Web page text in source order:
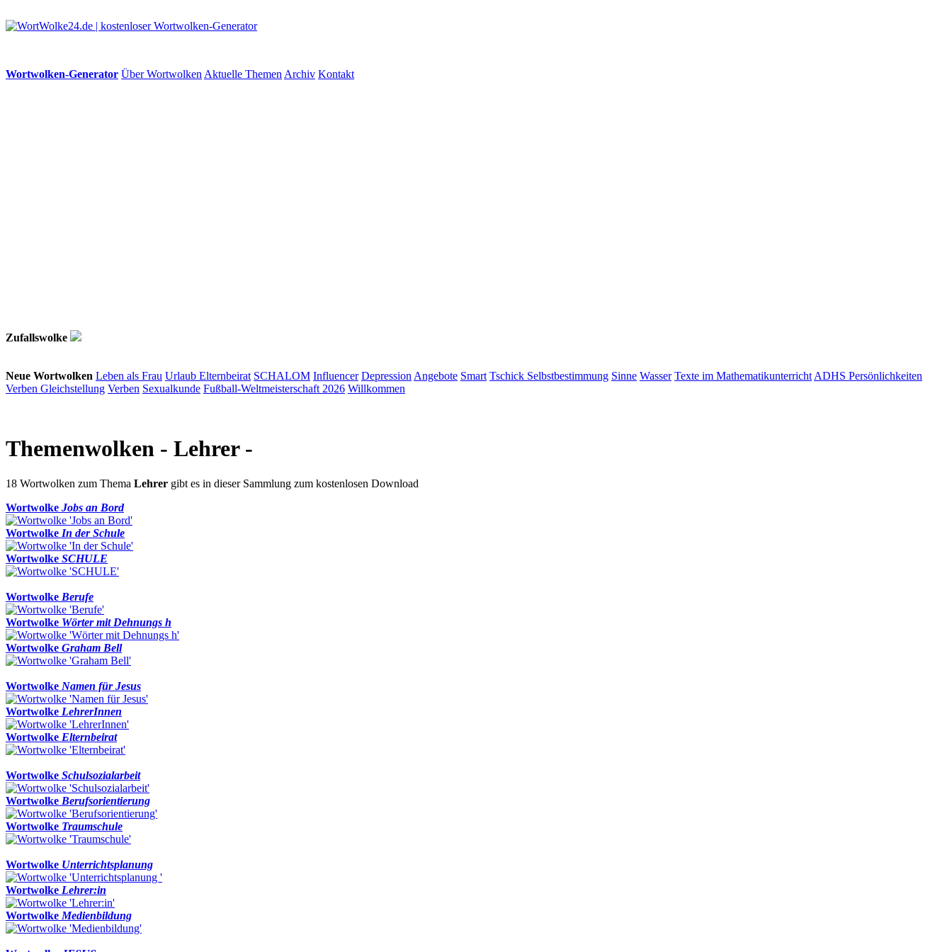
Wortwolken-Generator Über Wortwolken Aktuelle Themen Archiv Kontakt
Zufallswolke
Neue Wortwolken Leben als Frau Urlaub Elternbeirat SCHALOM Influencer Depression Angebote Smart Tschick Selbstbestimmung Sinne Wasser Texte im Mathematikunterricht ADHS Persönlichkeiten
Verben Gleichstellung Verben Sexualkunde Fußball-Weltmeisterschaft 2026 Willkommen
Themenwolken - Lehrer -
18 Wortwolken zum Thema Lehrer gibt es in dieser Sammlung zum kostenlosen Download
Wortwolke Jobs an Bord
Wortwolke In der Schule
Wortwolke SCHULE
Wortwolke Berufe
Wortwolke Wörter mit Dehnungs h
Wortwolke Graham Bell
Wortwolke Namen für Jesus
Wortwolke LehrerInnen
Wortwolke Elternbeirat
Wortwolke Schulsozialarbeit
Wortwolke Berufsorientierung
Wortwolke Traumschule
Wortwolke Unterrichtsplanung
Wortwolke Lehrer:in
Wortwolke Medienbildung